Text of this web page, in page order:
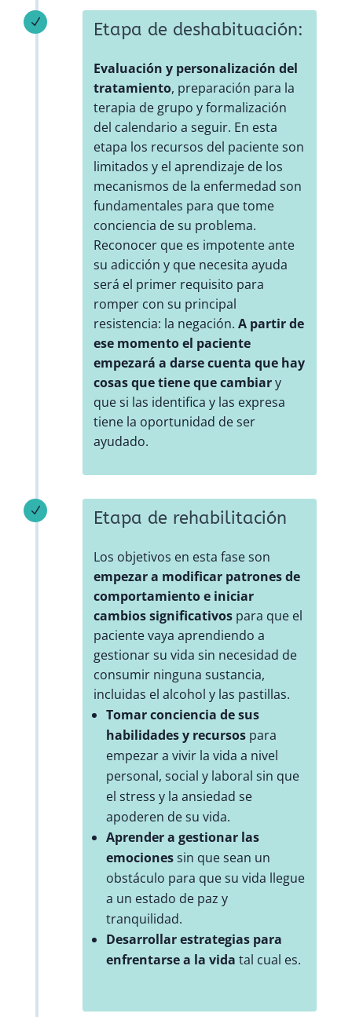
N Etapa de deshabituación:
Evaluación y personalización del
tratamiento, preparación para la
terapia de grupo y formalización
del calendario a seguir. En esta
etapa los recursos del paciente son
limitados y el aprendizaje de los
mecanismos de la enfermedad son
fundamentales para que tome
conciencia de su problema.
Reconocer que es impotente ante
su adicción y que necesita ayuda
será el primer requisito para
romper con su principal
resistencia: la negación. A partir de
ese momento el paciente
empezará a darse cuenta que hay
cosas que tiene que cambiary
que si las identifica y las expresa
tiene la oportunidad de ser
ayudado.
N Etapa de rehabilitación
Los objetivos en esta fase son
empezar a modificar patrones de
comportamiento e iniciar
cambios significativospara que el
paciente vaya aprendiendo a
gestionar su vida sin necesidad de
consumir ninguna sustancia,
incluidas el alcohol y las pastillas.
Tomar conciencia de sus
habilidades y recursospara
empezar a vivir la vida a nivel
personal, social y laboral sin que
el stress y la ansiedad se
apoderen de su vida.
Aprender a gestionar las
emocionessin que sean un
obstáculo para que su vida llegue
a un estado de paz y
tranquilidad.
Desarrollar estrategias para
enfrentarse a la vida tal cual es.